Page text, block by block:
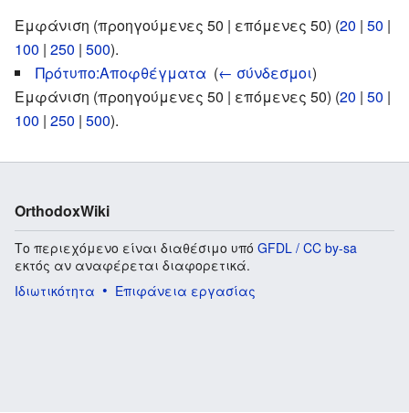
Εμφάνιση (προηγούμενες 50 | επόμενες 50) (20 | 50 |
100 | 250 | 500).
Πρότυπο:Αποφθέγματα (← σύνδεσμοι)
Εμφάνιση (προηγούμενες 50 | επόμενες 50) (20 | 50 |
100 | 250 | 500).
OrthodoxWiki
Το περιεχόμενο είναι διαθέσιμο υπό GFDL / CC by-sa
εκτός αν αναφέρεται διαφορετικά.
Ιδιωτικότητα
Επιφάνεια εργασίας